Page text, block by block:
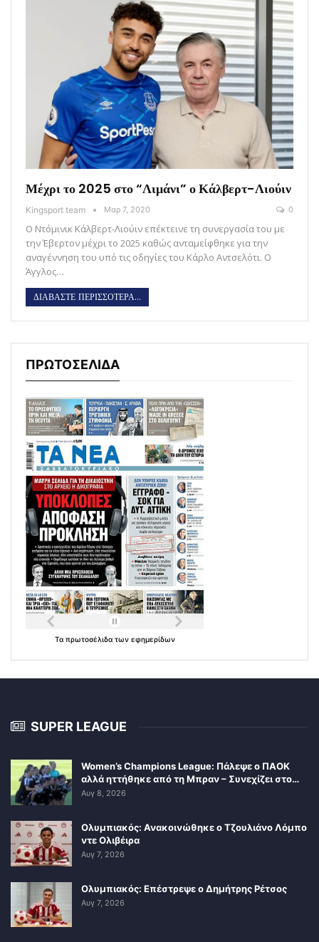
Μέχρι το 2025 στο “Λιμάνι” ο Κάλβερτ-Λιούιν
Kingsport team Μαρ 7, 2020 0
Ο Ντόμινικ Κάλβερτ-Λιούιν επέκτεινε τη συνεργασία του με
την Έβερτον μέχρι το 2025 καθώς ανταμείφθηκε για την
αναγέννηση του υπό τις οδηγίες του Κάρλο Αντσελότι. Ο
Άγγλος…
ΔΙΑΒΑΣΤΕ ΠΕΡΙΣΣΟΤΕΡΑ...
ΠΡΩΤΟΣΕΛΙΔΑ
Τα πρωτοσέλιδα των εφημερίδων
SUPER LEAGUE
Women’s Champions League: Πάλεψε ο ΠΑΟΚ
αλλά ηττήθηκε από τη Μπραν – Συνεχίζει στο…
Αυγ 8, 2026
Ολυμπιακός: Ανακοινώθηκε ο Τζουλιάνο Λόμπο
ντε Ολιβέιρα
Αυγ 7, 2026
Ολυμπιακός: Επέστρεψε ο Δημήτρης Ρέτσος
Αυγ 7, 2026